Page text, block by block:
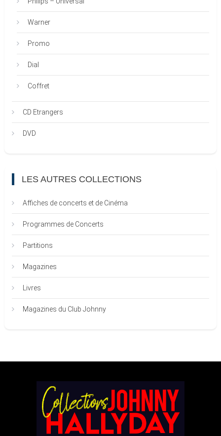
Warner
Promo
Dial
Coffret
CD Etrangers
DVD
LES AUTRES COLLECTIONS
Affiches de concerts et de Cinéma
Programmes de Concerts
Partitions
Magazines
Livres
Magazines du Club Johnny